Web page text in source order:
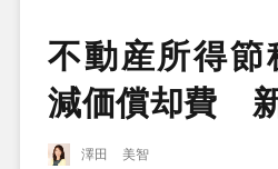
不動産所得
減価償却費
澤田 美智